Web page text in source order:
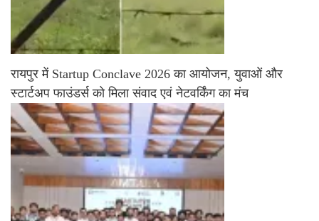
रायपुर में Startup Conclave 2026 का आयोजन, युवाओं और
स्टार्टअप फाउंडर्स को मिला संवाद एवं नेटवर्किंग का मंच